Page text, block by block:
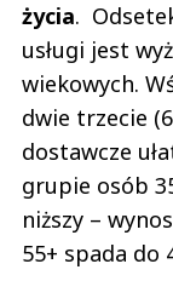
życia.
usługi jest
wiekowych.
dwie trzecie
dostawcze
grupie osób
niższy –
55+ spada do